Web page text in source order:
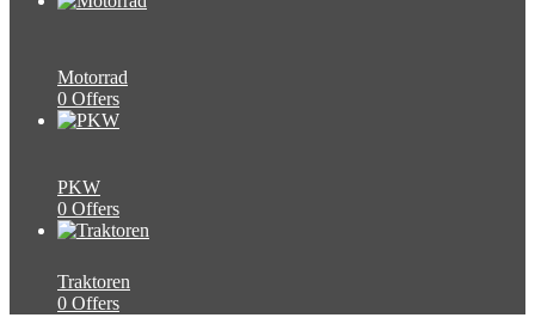
Motorrad
0 Offers
PKW
0 Offers
Traktoren
0 Offers